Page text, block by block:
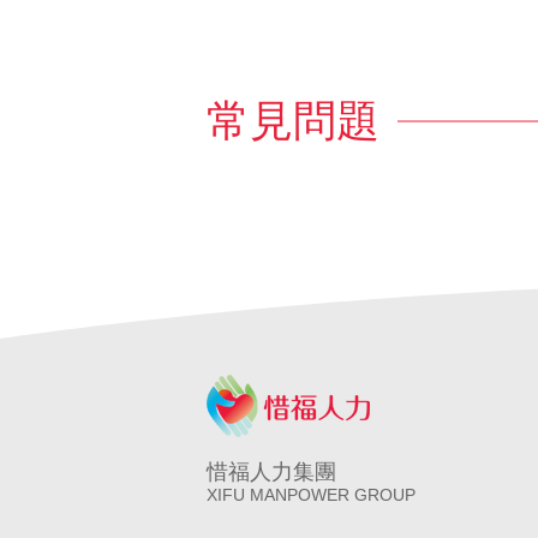
常見問題
惜福人力集團
XIFU MANPOWER GROUP